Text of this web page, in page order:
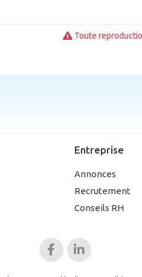
Toute
Entreprise
Annonces
Recrutement
Conseils RH